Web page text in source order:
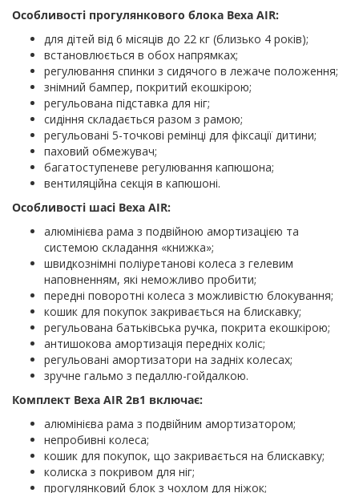
Особливості прогулянкового блока Bexa AIR:
для дітей від 6 місяців до 22 кг (близько 4 років);
встановлюється в обох напрямках;
регулювання спинки з сидячого в лежаче положення;
знімний бампер, покритий екошкірою;
регульована підставка для ніг;
сидіння складається разом з рамою;
регульовані 5-точкові ремінці для фіксації дитини;
паховий обмежувач;
багатоступеневе регулювання капюшона;
вентиляційна секція в капюшоні.
Особливості шасі Bexa AIR:
алюмінієва рама з подвійною амортизацією та
системою складання «книжка»;
швидкознімні поліуретанові колеса з гелевим
наповненням, які неможливо пробити;
передні поворотні колеса з можливістю блокування;
кошик для покупок закривається на блискавку;
регульована батьківська ручка, покрита екошкірою;
антишокова амортизація передніх коліс;
регульовані амортизатори на задніх колесах;
зручне гальмо з педаллю-гойдалкою.
Комплект Bexa AIR 2в1 включає:
алюмінієва рама з подвійним амортизатором;
непробивні колеса;
кошик для покупок, що закривається на блискавку;
колиска з покривом для ніг;
прогулянковий блок з чохлом для ніжок;